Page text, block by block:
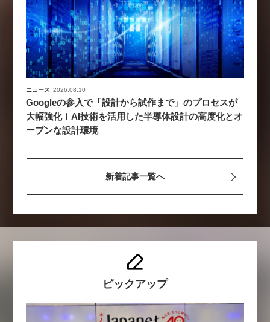
ニュース 2026.08.10
Googleの参入で「設計から試作まで」のプロセスが
大幅強化！AI技術を活用した半導体設計の高度化とオ
ープンな設計環境
新着記事一覧へ
ピックアップ